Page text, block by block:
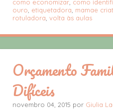
como economizar, como
ouro, etiquetadora, mamae
rotuladora, volta às aulas
Orçamento
Difíceis
novembro 04, 2015 por Giulia